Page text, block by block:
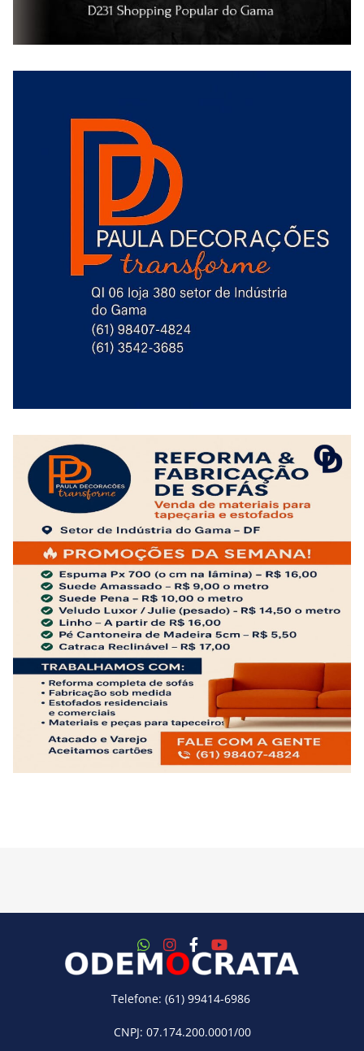
Telefone: (61) 99414-6986
CNPJ: 07.174.200.0001/00